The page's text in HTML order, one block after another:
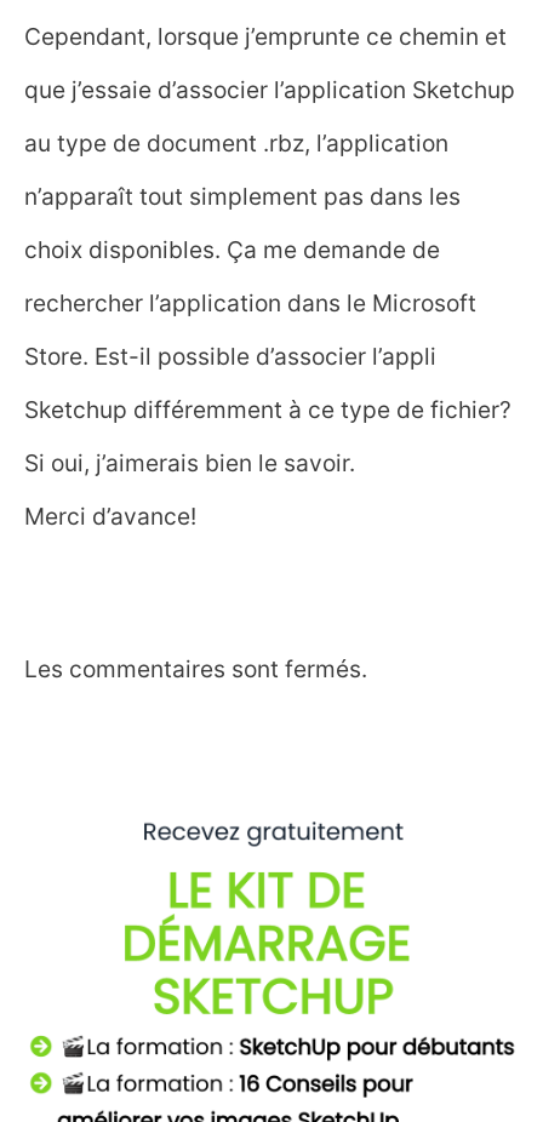
Cependant, lorsque j’emprunte ce chemin et
que j’essaie d’associer l’application Sketchup
au type de document .rbz, l’application
n’apparaît tout simplement pas dans les
choix disponibles. Ça me demande de
rechercher l’application dans le Microsoft
Store. Est-il possible d’associer l’appli
Sketchup différemment à ce type de fichier?
Si oui, j’aimerais bien le savoir.
Merci d’avance!
Les commentaires sont fermés.